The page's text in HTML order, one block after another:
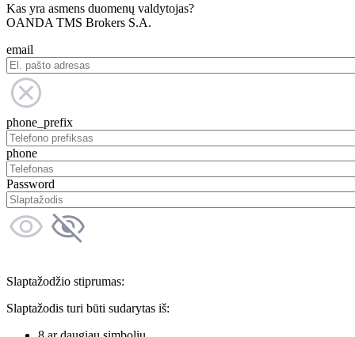
Kas yra asmens duomenų valdytojas?
OANDA TMS Brokers S.A.
email
phone_prefix
phone
Password
Slaptažodžio stiprumas:
Slaptažodis turi būti sudarytas iš: